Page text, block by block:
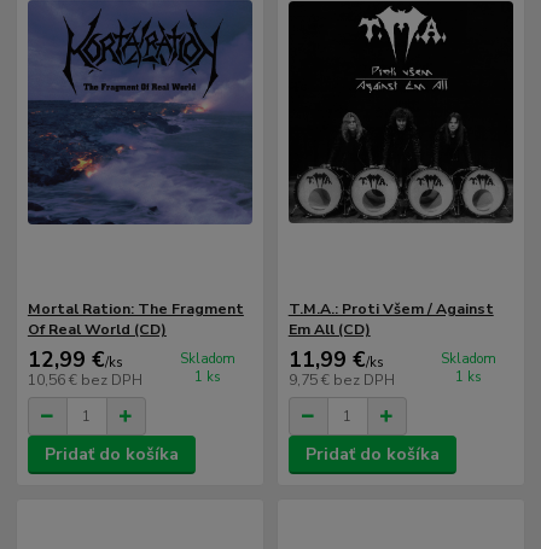
Mortal Ration: The Fragment
Of Real World (CD)
12,99 €/ks
10,56 € bez DPH
Skladom
1 ks
Pridať do košíka
T.M.A.: Proti Všem / Against
Em All (CD)
11,99 €/ks
9,75 € bez DPH
Skladom
1 ks
Pridať do košíka